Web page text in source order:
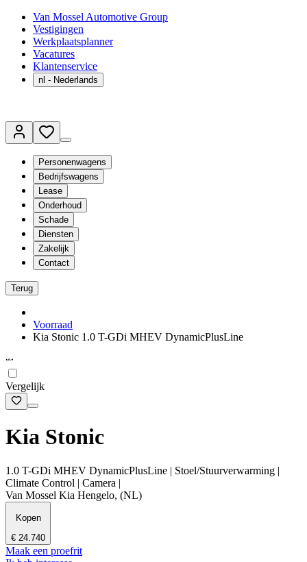
Van Mossel Automotive Group
Vestigingen
Werkplaatsplanner
Vacatures
Klantenservice
nl - Nederlands
Personenwagens
Bedrijfswagens
Lease
Onderhoud
Schade
Diensten
Zakelijk
Contact
Terug
Voorraad
Kia Stonic 1.0 T-GDi MHEV DynamicPlusLine
Vergelijk
Kia Stonic
1.0 T-GDi MHEV DynamicPlusLine | Stoel/Stuurverwarming |
Climate Control | Camera |
Van Mossel Kia Hengelo, (NL)
Kopen
€ 24.740
Maak een proefrit